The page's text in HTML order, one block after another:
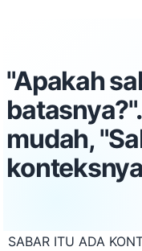
"Apakah
mudah,
SABAR ITU ADA